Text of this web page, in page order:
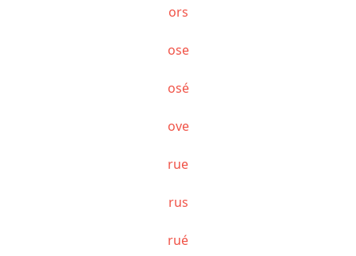
ors
ose
osé
ove
rue
rus
rué